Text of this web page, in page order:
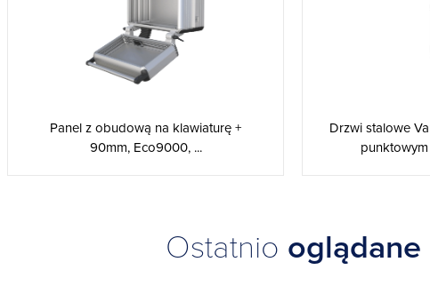
Panel z obudową na klawiaturę +
90mm, Eco9000, ...
Drzwi stalowe
Ostatnio oglądane